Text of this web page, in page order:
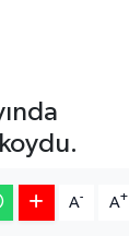
A- A+